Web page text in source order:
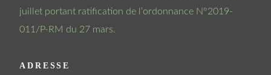
juillet portant ratification de l’ordonnance N°2019-
011/P-RM du 27 mars.
ADRESSE